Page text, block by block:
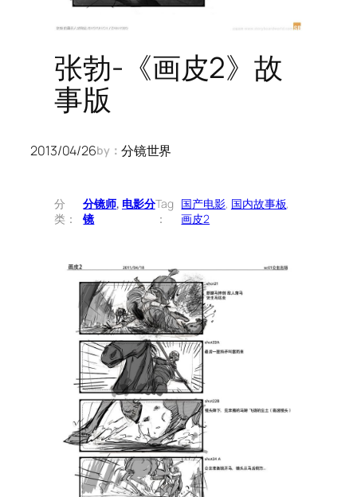
张勃-《画皮2》故
事版
2013/04/26by： 分镜世界
分
类：
分镜师, 电影分
镜
Tag
：
国产电影, 国内故事板
画皮2